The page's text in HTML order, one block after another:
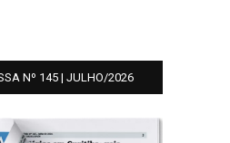
Nº 145 | JULHO/2026